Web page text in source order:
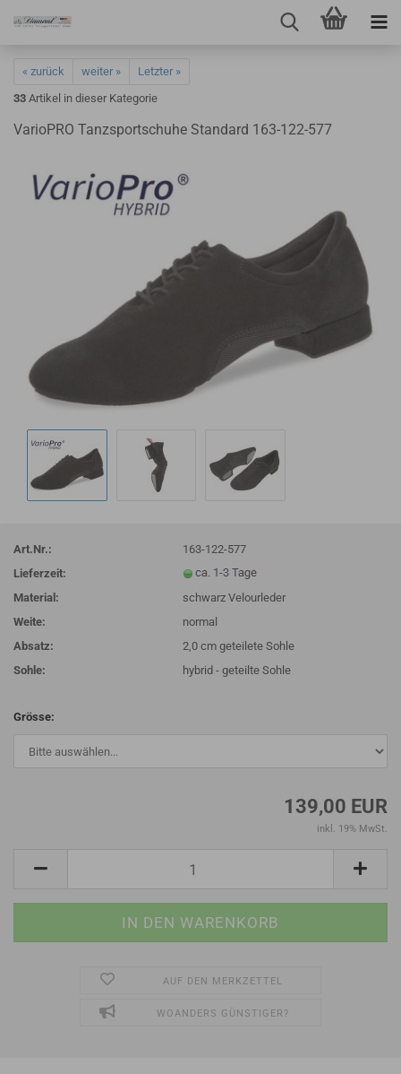
« zurück weiter »
Letzter »
33 Artikel in dieser Kategorie
VarioPRO Tanzsportschuhe Standard 163-122-577
Art.Nr.:
163-122-577
Lieferzeit:
Material:
schwarz Velourleder
Weite:
normal
Absatz:
2,0 cm geteilete Sohle
Sohle:
hybrid - geteilte Sohle
Grösse:
139,00 EUR
inkl. 19% MwSt.
AUF DEN MERKZETTEL
WOANDERS GÜNSTIGER?